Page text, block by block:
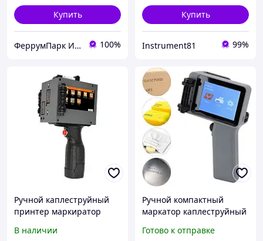
Купить
ФеррумПарк Интернет магазин 100%
Купить
Instrument81 99%
Ручной каплеструйный
принтер маркиратор
В наличии
Ручной компактный
маркатор каплеструйный
600 dpi (Без картриджу)
Готово к отправке